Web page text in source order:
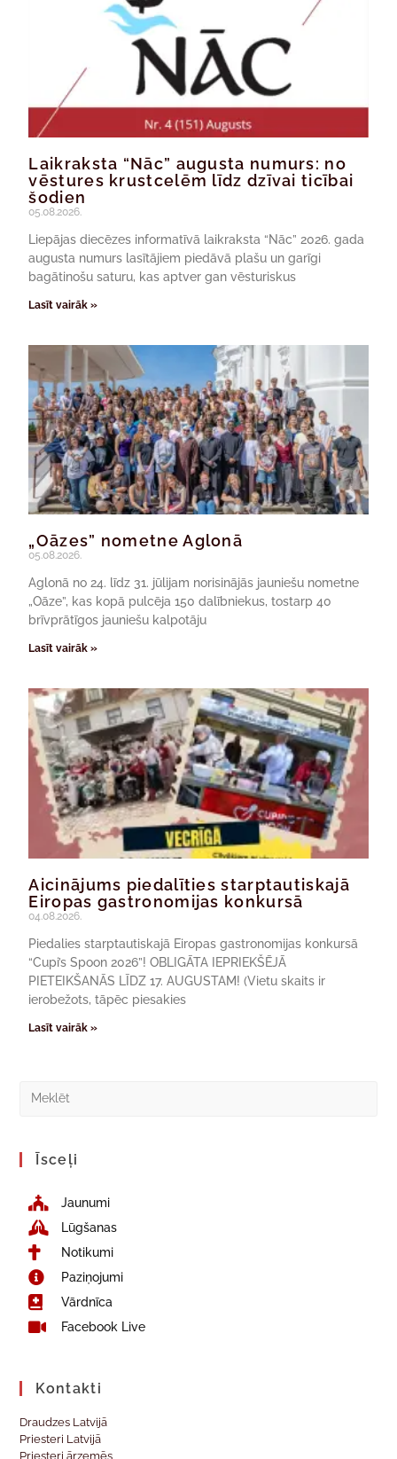
Laikraksta “Nāc” augusta numurs: no
vēstures krustcelēm līdz dzīvai ticībai
šodien
05.08.2026.
Liepājas diecēzes informatīvā laikraksta “Nāc” 2026. gada
augusta numurs lasītājiem piedāvā plašu un garīgi
bagātinošu saturu, kas aptver gan vēsturiskus
Lasīt vairāk »
„Oāzes” nometne Aglonā
05.08.2026.
Aglonā no 24. līdz 31. jūlijam norisinājās jauniešu nometne
„Oāze”, kas kopā pulcēja 150 dalībniekus, tostarp 40
brīvprātīgos jauniešu kalpotāju
Lasīt vairāk »
Aicinājums piedalīties starptautiskajā
Eiropas gastronomijas konkursā
04.08.2026.
Piedalies starptautiskajā Eiropas gastronomijas konkursā
“Cupi’s Spoon 2026”! OBLIGĀTA IEPRIEKŠĒJĀ
PIETEIKŠANĀS LĪDZ 17. AUGUSTAM! (Vietu skaits ir
ierobežots, tāpēc piesakies
Lasīt vairāk »
Īsceļi
Jaunumi
Lūgšanas
Notikumi
Paziņojumi
Vārdnīca
Facebook Live
Kontakti
Draudzes Latvijā
Priesteri Latvijā
Priesteri ārzemēs